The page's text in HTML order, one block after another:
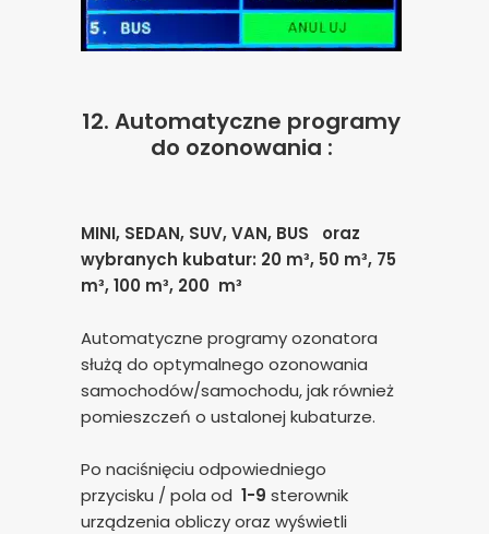
12. Automatyczne programy
do ozonowania :
MINI, SEDAN, SUV, VAN, BUS oraz
wybranych kubatur: 20 m³, 50 m³, 75
m³, 100 m³, 200 m³
Automatyczne programy ozonatora
służą do optymalnego ozonowania
samochodów/samochodu, jak również
pomieszczeń o ustalonej kubaturze.
Po naciśnięciu odpowiedniego
przycisku / pola od 1-9 sterownik
urządzenia obliczy oraz wyświetli